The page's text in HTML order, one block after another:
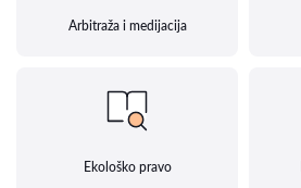
Arbitraža i medijacija
Ekološko pravo